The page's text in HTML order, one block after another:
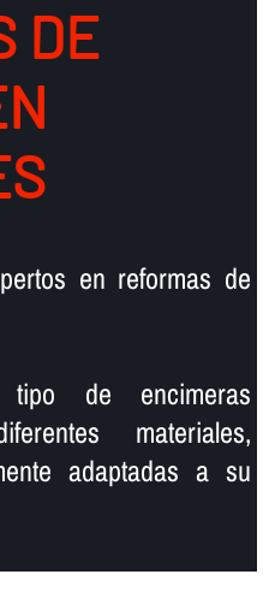
DE
en reformas de
tipo de encimeras
materiales,
adaptadas a su